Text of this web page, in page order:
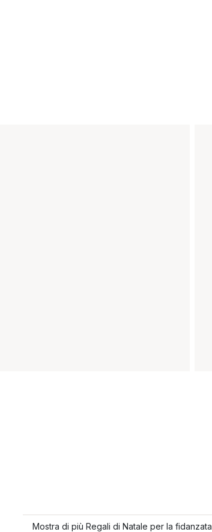
Mostra di più Regali di Natale per la fidanzata